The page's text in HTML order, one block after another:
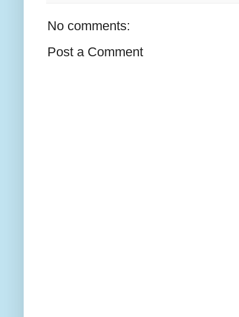
No comments:
Post a Comment